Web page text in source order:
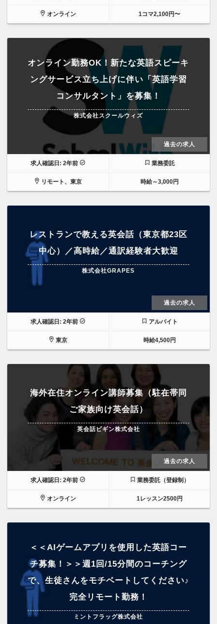
オンライン 1コマ2,100円〜
オンライン勤務OK！新たな英語スピーキ
ングサービス立ち上げに伴い「英語学習
コンサルタント」を募集！
株式会社スクールウィズ
過去の求人
求人確認日: 2年前 業務委託
リモート、東京 時給～3,000円
レストランで教える英会話（東京都23区
中心）／高時給／通訳経験者大歓迎
株式会社GRAPES
過去の求人
求人確認日: 2年前 アルバイト
東京 時給4,500円
海外在住オンライン講師募集（駐在帯同
ご家族向け英会話）
英会話ビギン株式会社
過去の求人
求人確認日: 2年前 業務委託（登録制）
オンライン 1レッスン2500円
＜＜AIゲームアプリを使用した英語コー
チ募集！＞＞週1回/15分間のコーチング
で、生徒さんをモチベートしてください♪
完全リモート勤務！
ミントフラッグ株式会社